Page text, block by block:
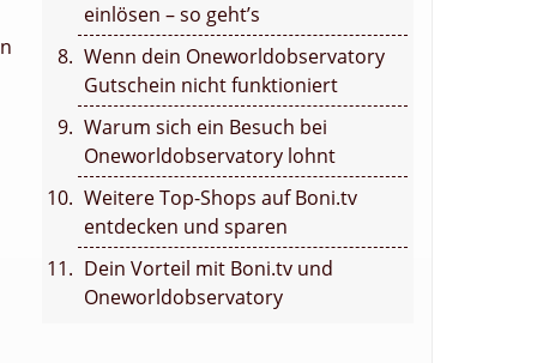
einlösen – so geht’s
Wenn dein Oneworldobservatory
Gutschein nicht funktioniert
Warum sich ein Besuch bei
Oneworldobservatory lohnt
Weitere Top-Shops auf Boni.tv
entdecken und sparen
Dein Vorteil mit Boni.tv und
Oneworldobservatory